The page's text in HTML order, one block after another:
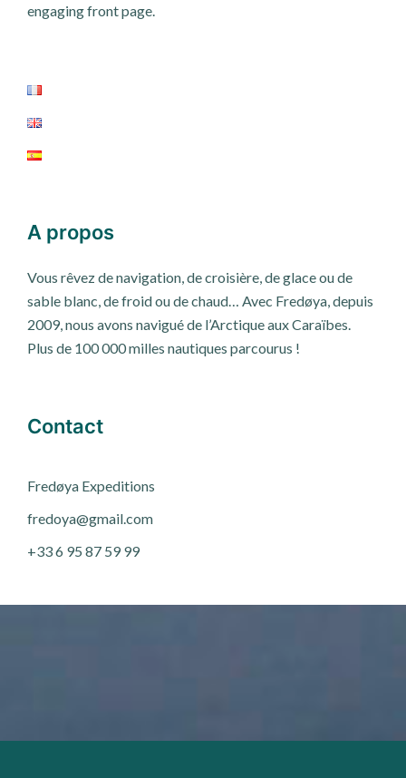
engaging front page.
A propos
Vous rêvez de navigation, de croisière, de glace ou de
sable blanc, de froid ou de chaud… Avec Fredøya, depuis
2009, nous avons navigué de l’Arctique aux Caraïbes.
Plus de 100 000 milles nautiques parcourus !
Contact
Fredøya Expeditions
fredoya@gmail.com
+33 6 95 87 59 99